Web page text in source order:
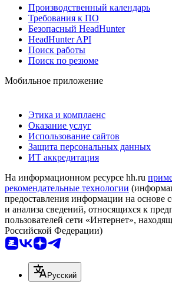
Производственный календарь
Требования к ПО
Безопасный HeadHunter
HeadHunter API
Поиск работы
Поиск по резюме
Мобильное приложение
Этика и комплаенс
Оказание услуг
Использование сайтов
Защита персональных данных
ИТ аккредитация
На информационном ресурсе hh.ru
рекомендательные технологии
предоставления информации на основе
и анализа сведений, относящихся к
пользователей сети «Интернет»,
Российской Федерации)
Русский